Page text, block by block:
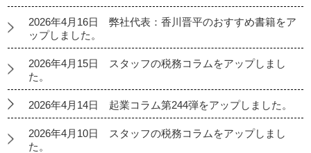
2026年4月16日 弊社代表：香川晋平のおすすめ書籍をア
ップしました。
2026年4月15日 スタッフの税務コラムをアップしまし
た。
2026年4月14日 起業コラム第244弾をアップしました。
2026年4月10日 スタッフの税務コラムをアップしまし
た。